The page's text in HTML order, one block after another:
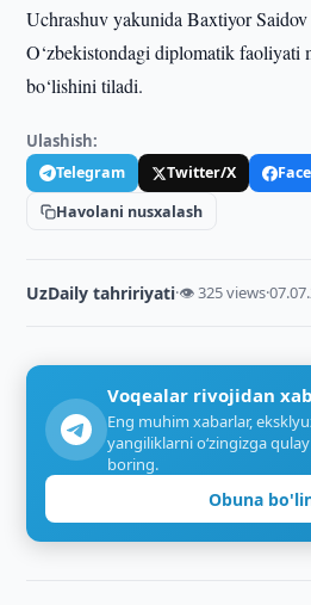
Uchrashuv yakunida Baxtiyor
O‘zbekistondagi diplomatik faoliyati
bo‘lishini tiladi.
Ulashish:
Telegram Twitter/X
Havolani nusxalash
UzDaily tahririyati·👁 325 views·
Voqealar rivojidan
Eng muhim xabarlar,
yangiliklarni o‘zingizga
boring.
Obuna